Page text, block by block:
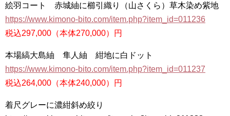
絵羽コート 赤城紬に櫛引織り（山さくら）草木染め紫地
https://www.kimono-bito.com/item.php?item_id=011236
税込297,000（本体270,000）円
本場縞大島紬 隼人紬 紺地に白ドット
https://www.kimono-bito.com/item.php?item_id=011237
税込264,000（本体240,000）円
着尺グレーに濃紺斜め絞り